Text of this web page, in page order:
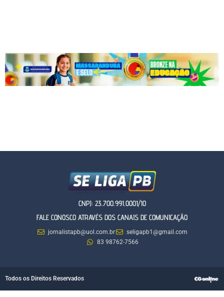
CNPJ: 23.700.991.0001/10
FALE CONOSCO ATRAVÉS DOS CANAIS DE COMUNICAÇÃO
jornalistapb@uol.com.br
seligapb1@gmail.com
83 98762-7566
Todos os Direitos Reservados